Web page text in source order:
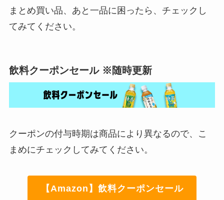
まとめ買い品、あと一品に困ったら、チェックし
てみてください。
飲料クーポンセール ※随時更新
クーポンの付与時期は商品により異なるので、こ
まめにチェックしてみてください。
【Amazon】飲料クーポンセール